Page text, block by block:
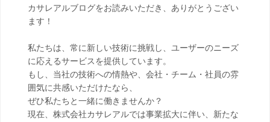
カサレアルブログをお読みいただき、ありがとうござい
ます！
私たちは、常に新しい技術に挑戦し、ユーザーのニーズ
に応えるサービスを提供しています。
もし、当社の技術への情熱や、会社・チーム・社員の雰
囲気に共感いただけたなら、
ぜひ私たちと一緒に働きませんか？
現在、株式会社カサレアルでは事業拡大に伴い、新たな